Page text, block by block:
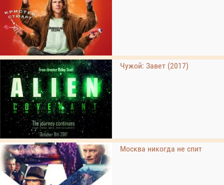
Чужой: Завет (2017)
Москва никогда не спит